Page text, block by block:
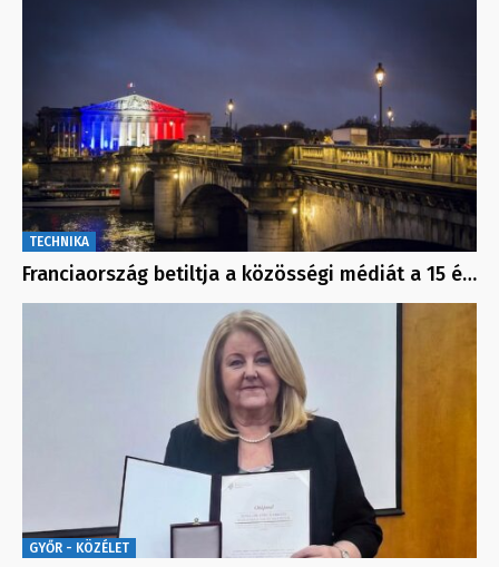
TECHNIKA
Franciaország betiltja a közösségi médiát a 15 é…
GYŐR - KÖZÉLET